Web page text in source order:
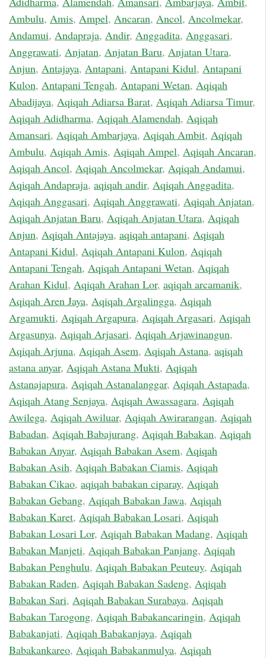
Ambulu, Amis, Ampel, Ancaran, Ancol, Ancolmekar,
Andamui, Andapraja, Andir, Anggadita, Anggasari,
Anggrawati, Anjatan, Anjatan Baru, Anjatan Utara,
Anjun, Antajaya, Antapani, Antapani Kidul, Antapani
Kulon, Antapani Tengah, Antapani Wetan, Aqiqah
Abadijaya, Aqiqah Adiarsa Barat, Aqiqah Adiarsa Timur,
Aqiqah Adidharma, Aqiqah Alamendah, Aqiqah
Amansari, Aqiqah Ambarjaya, Aqiqah Ambit, Aqiqah
Ambulu, Aqiqah Amis, Aqiqah Ampel, Aqiqah Ancaran,
Aqiqah Ancol, Aqiqah Ancolmekar, Aqiqah Andamui,
Aqiqah Andapraja, aqiqah andir, Aqiqah Anggadita,
Aqiqah Anggasari, Aqiqah Anggrawati, Aqiqah Anjatan,
Aqiqah Anjatan Baru, Aqiqah Anjatan Utara, Aqiqah
Anjun, Aqiqah Antajaya, aqiqah antapani, Aqiqah
Antapani Kidul, Aqiqah Antapani Kulon, Aqiqah
Antapani Tengah, Aqiqah Antapani Wetan, Aqiqah
Arahan Kidul, Aqiqah Arahan Lor, aqiqah arcamanik,
Aqiqah Aren Jaya, Aqiqah Argalingga, Aqiqah
Argamukti, Aqiqah Argapura, Aqiqah Argasari, Aqiqah
Argasunya, Aqiqah Arjasari, Aqiqah Arjawinangun,
Aqiqah Arjuna, Aqiqah Asem, Aqiqah Astana, aqiqah
astana anyar, Aqiqah Astana Mukti, Aqiqah
Astanajapura, Aqiqah Astanalanggar, Aqiqah Astapada,
Aqiqah Atang Senjaya, Aqiqah Awassagara, Aqiqah
Awilega, Aqiqah Awiluar, Aqiqah Awirarangan, Aqiqah
Babadan, Aqiqah Babajurang, Aqiqah Babakan, Aqiqah
Babakan Anyar, Aqiqah Babakan Asem, Aqiqah
Babakan Asih, Aqiqah Babakan Ciamis, Aqiqah
Babakan Cikao, aqiqah babakan ciparay, Aqiqah
Babakan Gebang, Aqiqah Babakan Jawa, Aqiqah
Babakan Karet, Aqiqah Babakan Losari, Aqiqah
Babakan Losari Lor, Aqiqah Babakan Madang, Aqiqah
Babakan Manjeti, Aqiqah Babakan Panjang, Aqiqah
Babakan Penghulu, Aqiqah Babakan Peuteuy, Aqiqah
Babakan Raden, Aqiqah Babakan Sadeng, Aqiqah
Babakan Sari, Aqiqah Babakan Surabaya, Aqiqah
Babakan Tarogong, Aqiqah Babakancaringin, Aqiqah
Babakanjati, Aqiqah Babakanjaya, Aqiqah
Babakankareo, Aqiqah Babakanmulya, Aqiqah